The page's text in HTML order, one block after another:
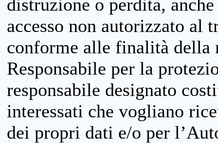
distruzione o perdita,
accesso non autorizzato al
conforme alle finalità della
Responsabile per la
responsabile designato
interessati che vogliano
dei propri dati e/o per